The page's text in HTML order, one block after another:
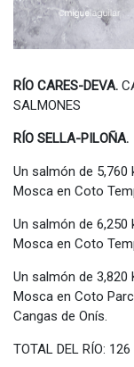
RÍO CARES-DEVA.
SALMONES
RÍO SELLA-
Un salmón de 5,760
Mosca en Coto
Un salmón de 6,250
Mosca en Coto
Un salmón de 3,820
Mosca en Coto
Cangas de Onís.
TOTAL DEL RÍO: